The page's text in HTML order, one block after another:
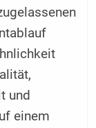
und
einem